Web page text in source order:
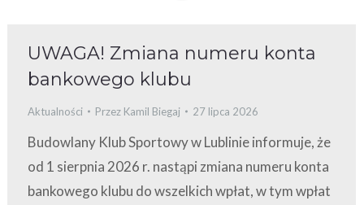
UWAGA! Zmiana numeru konta
bankowego klubu
Aktualności Przez Kamil Biegaj 27 lipca 2026
Budowlany Klub Sportowy w Lublinie informuje, że
od 1 sierpnia 2026 r. nastąpi zmiana numeru konta
bankowego klubu do wszelkich wpłat, w tym wpłat